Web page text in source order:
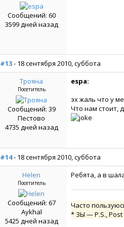
Сообщений: 60
3599 дней назад
#13- 18 сентября 2010, суббота
Трояна
Посетитель
Сообщений: 39
Пестово
4735 дней назад
espa:
эх жаль что у
Что нам стоит,
#14- 18 сентября 2010, суббота
Helen
Посетитель
Сообщений: 67
Aykhal
5425 дней назад
Ребята, а в
Часто
* ЗЫ — P.S., Post